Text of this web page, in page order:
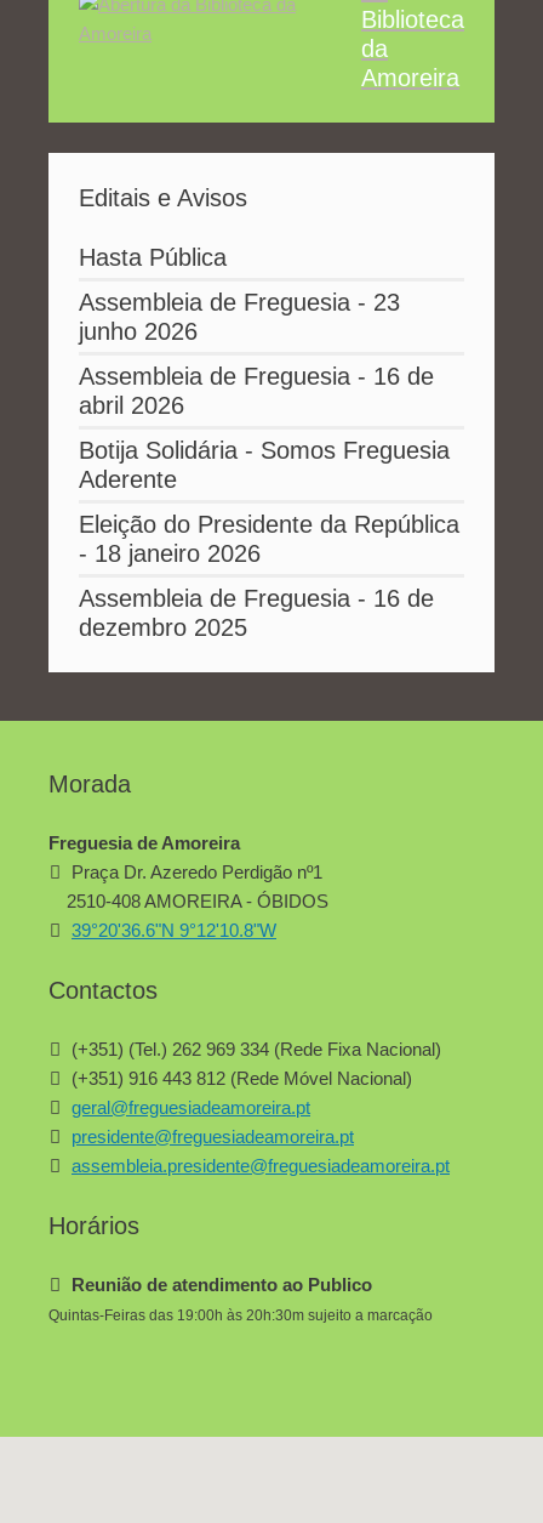
Biblioteca
da
Amoreira
Editais e Avisos
Hasta Pública
Assembleia de Freguesia - 23
junho 2026
Assembleia de Freguesia - 16 de
abril 2026
Botija Solidária - Somos Freguesia
Aderente
Eleição do Presidente da República
- 18 janeiro 2026
Assembleia de Freguesia - 16 de
dezembro 2025
Morada
Freguesia de Amoreira
Praça Dr. Azeredo Perdigão nº1
2510-408 AMOREIRA - ÓBIDOS
39°20'36.6"N 9°12'10.8"W
Contactos
(+351) (Tel.) 262 969 334 (Rede Fixa Nacional)
(+351) 916 443 812 (Rede Móvel Nacional)
geral@freguesiadeamoreira.pt
presidente@freguesiadeamoreira.pt
assembleia.presidente@freguesiadeamoreira.pt
Horários
Reunião de atendimento ao Publico
Quintas-Feiras das 19:00h às 20h:30m sujeito a marcação